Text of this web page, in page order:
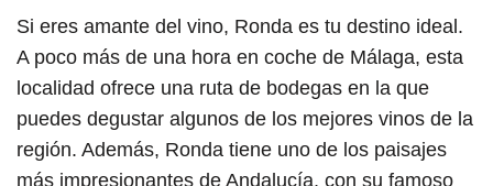
Si eres amante del vino, Ronda es tu destino ideal.
A poco más de una hora en coche de Málaga, esta
localidad ofrece una ruta de bodegas en la que
puedes degustar algunos de los mejores vinos de la
región. Además, Ronda tiene uno de los paisajes
más impresionantes de Andalucía, con su famoso